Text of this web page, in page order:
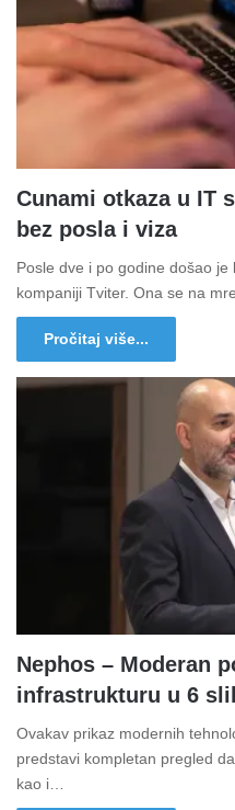
Cunami otkaza u IT
bez posla i viza
Posle dve i po godine došao
kompaniji Tviter. Ona se na
Pročitaj više...
Nephos – Moderan
infrastrukturu u 6
Ovakav prikaz modernih
predstavi kompletan pregled
kao i…